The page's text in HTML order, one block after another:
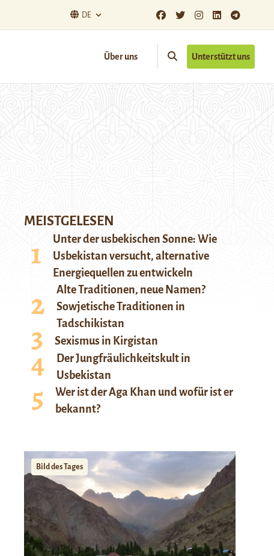
DE
Über uns Unterstützt uns
MEISTGELESEN
Unter der usbekischen Sonne: Wie
Usbekistan versucht, alternative
Energiequellen zu entwickeln
Alte Traditionen, neue Namen?
Sowjetische Traditionen in
Tadschikistan
Sexismus in Kirgistan
Der Jungfräulichkeitskult in
Usbekistan
Wer ist der Aga Khan und wofür ist er
bekannt?
Bild des Tages